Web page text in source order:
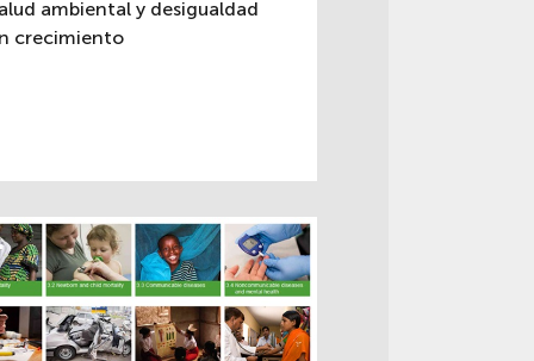
ambiental y desigualdad
crecimiento